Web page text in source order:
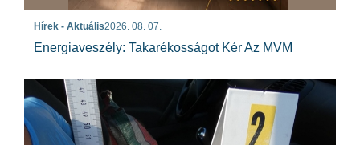
Hírek - Aktuális2026. 08. 07.
Energiaveszély: Takarékosságot Kér Az MVM